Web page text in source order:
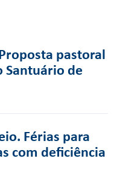
pastoral
Santuário de
Férias para
com deficiência